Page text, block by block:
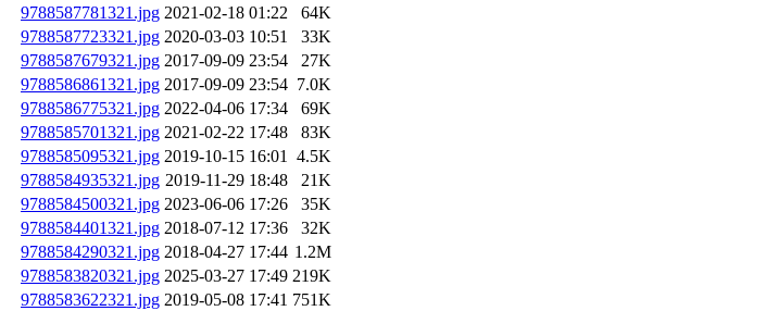
9788587781321.jpg 2021-02-18 01:22
64K
9788587723321.jpg 2020-03-03 10:51
33K
9788587679321.jpg 2017-09-09 23:54
27K
9788586861321.jpg 2017-09-09 23:54 7.0K
9788586775321.jpg 2022-04-06 17:34
69K
9788585701321.jpg 2021-02-22 17:48
83K
9788585095321.jpg 2019-10-15 16:01 4.5K
9788584935321.jpg 2019-11-29 18:48
21K
9788584500321.jpg 2023-06-06 17:26
35K
9788584401321.jpg 2018-07-12 17:36
32K
9788584290321.jpg 2018-04-27 17:44 1.2M
9788583820321.jpg 2025-03-27 17:49 219K
9788583622321.jpg 2019-05-08 17:41 751K